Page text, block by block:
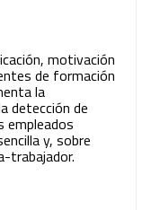
motivación
de formación
la
detección de
empleados
y, sobre
trabajador.